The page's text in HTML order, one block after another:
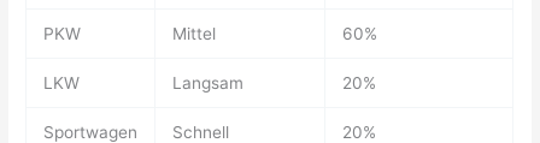
PKW Mittel 60%
LKW Langsam 20%
Sportwagen Schnell 20%